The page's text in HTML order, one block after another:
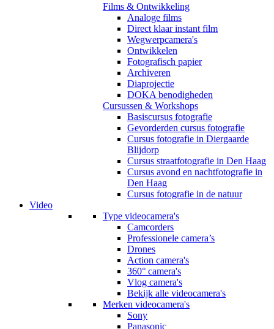
Films & Ontwikkeling
Analoge films
Direct klaar instant film
Wegwerpcamera's
Ontwikkelen
Fotografisch papier
Archiveren
Diaprojectie
DOKA benodigheden
Cursussen & Workshops
Basiscursus fotografie
Gevorderden cursus fotografie
Cursus fotografie in Diergaarde
Blijdorp
Cursus straatfotografie in Den Haag
Cursus avond en nachtfotografie in
Den Haag
Cursus fotografie in de natuur
Video
Type videocamera's
Camcorders
Professionele camera’s
Drones
Action camera's
360° camera's
Vlog camera's
Bekijk alle videocamera's
Merken videocamera's
Sony
Panasonic